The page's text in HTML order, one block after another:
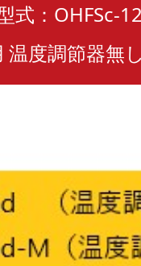
式：OHFSc-
温度調節器無し